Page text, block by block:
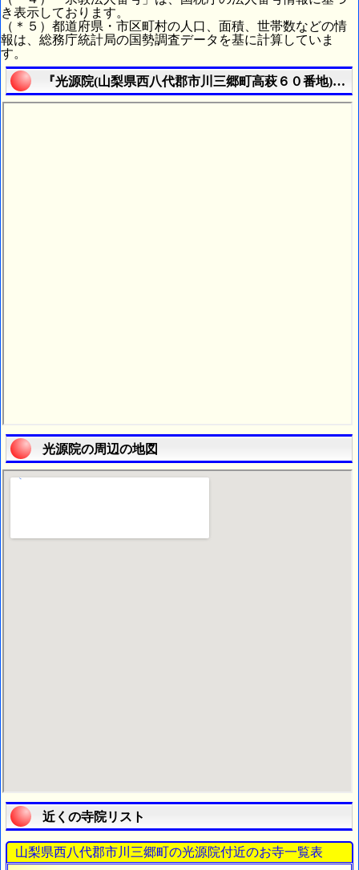
き表示しております。
（＊５）都道府県・市区町村の人口、面積、世帯数などの情
報は、総務庁統計局の国勢調査データを基に計算していま
す。
『光源院(山梨県西八代郡市川三郷町高萩６０番地)』
光源院の周辺の地図
近くの寺院リスト
山梨県西八代郡市川三郷町の光源院付近のお寺一覧表